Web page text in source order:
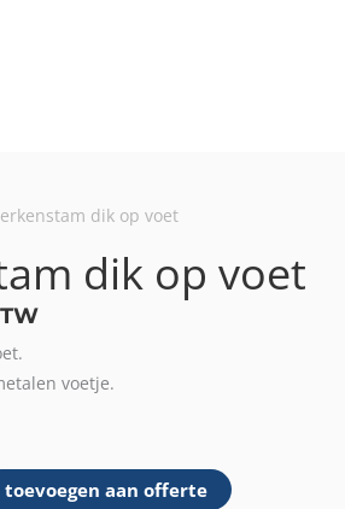
dik op voet
dik op voet
voetje.
toevoegen aan offerte